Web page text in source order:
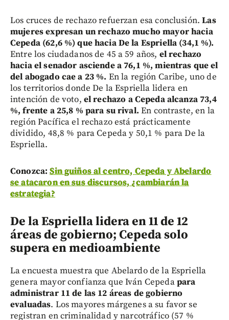
Los cruces de rechazo refuerzan esa conclusión.Las
mujeres expresan un rechazo mucho mayor hacia
Cepeda (62,6 %) que hacia De la Espriella (34,1 %).
Entre los ciudadanos de 45 a 59 años, el rechazo
hacia el senador asciende a 76,1 %, mientras que el
del abogado cae a 23 %. En la región Caribe, uno de
los territorios donde De la Espriella lidera en
intención de voto, el rechazo a Cepeda alcanza 73,4
%, frente a 25,8 % para su rival. En contraste, en la
región Pacífica el rechazo está prácticamente
dividido, 48,8 % para Cepeda y 50,1 % para De la
Espriella.
Conozca:Sin guiños al centro, Cepeda y Abelardo
se atacaron en sus discursos, ¿cambiarán la
estrategia?
De la Espriella lidera en 11 de 12
áreas de gobierno; Cepeda solo
supera en medioambiente
La encuesta muestra que Abelardo de la Espriella
genera mayor confianza que Iván Cepedapara
administrar 11 de las 12 áreas de gobierno
evaluadas. Los mayores márgenes a su favor se
registran en criminalidad y narcotráfico (57 %